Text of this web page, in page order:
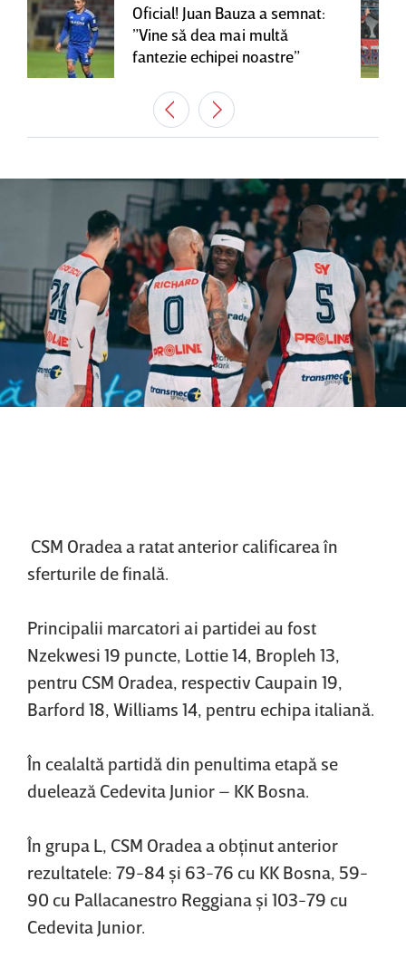
Oficial! Juan Bauza a semnat:
”Vine să dea mai multă
fantezie echipei noastre”
CSM Oradea a ratat anterior calificarea în
sferturile de finală.
Principalii marcatori ai partidei au fost
Nzekwesi 19 puncte, Lottie 14, Bropleh 13,
pentru CSM Oradea, respectiv Caupain 19,
Barford 18, Williams 14, pentru echipa italiană.
În cealaltă partidă din penultima etapă se
duelează Cedevita Junior – KK Bosna.
În grupa L, CSM Oradea a obţinut anterior
rezultatele: 79-84 şi 63-76 cu KK Bosna, 59-
90 cu Pallacanestro Reggiana şi 103-79 cu
Cedevita Junior.